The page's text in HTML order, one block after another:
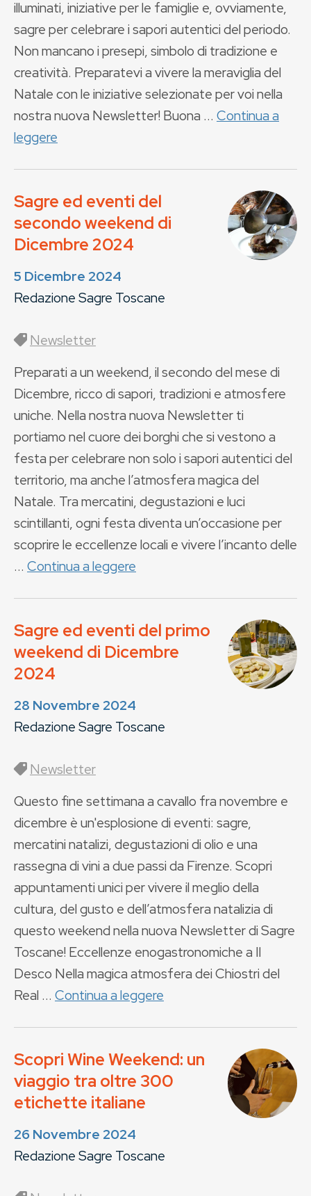
illuminati, iniziative per le famiglie e, ovviamente,
sagre per celebrare i sapori autentici del periodo.
Non mancano i presepi, simbolo di tradizione e
creatività. Preparatevi a vivere la meraviglia del
Natale con le iniziative selezionate per voi nella
nostra nuova Newsletter! Buona ... Continua a
leggere
Sagre ed eventi del
secondo weekend di
Dicembre 2024
5 Dicembre 2024
Redazione Sagre Toscane
Newsletter
Preparati a un weekend, il secondo del mese di
Dicembre, ricco di sapori, tradizioni e atmosfere
uniche. Nella nostra nuova Newsletter ti
portiamo nel cuore dei borghi che si vestono a
festa per celebrare non solo i sapori autentici del
territorio, ma anche l’atmosfera magica del
Natale. Tra mercatini, degustazioni e luci
scintillanti, ogni festa diventa un’occasione per
scoprire le eccellenze locali e vivere l’incanto delle
... Continua a leggere
Sagre ed eventi del primo
weekend di Dicembre
2024
28 Novembre 2024
Redazione Sagre Toscane
Newsletter
Questo fine settimana a cavallo fra novembre e
dicembre è un'esplosione di eventi: sagre,
mercatini natalizi, degustazioni di olio e una
rassegna di vini a due passi da Firenze. Scopri
appuntamenti unici per vivere il meglio della
cultura, del gusto e dell’atmosfera natalizia di
questo weekend nella nuova Newsletter di Sagre
Toscane! Eccellenze enogastronomiche a Il
Desco Nella magica atmosfera dei Chiostri del
Real ... Continua a leggere
Scopri Wine Weekend: un
viaggio tra oltre 300
etichette italiane
26 Novembre 2024
Redazione Sagre Toscane